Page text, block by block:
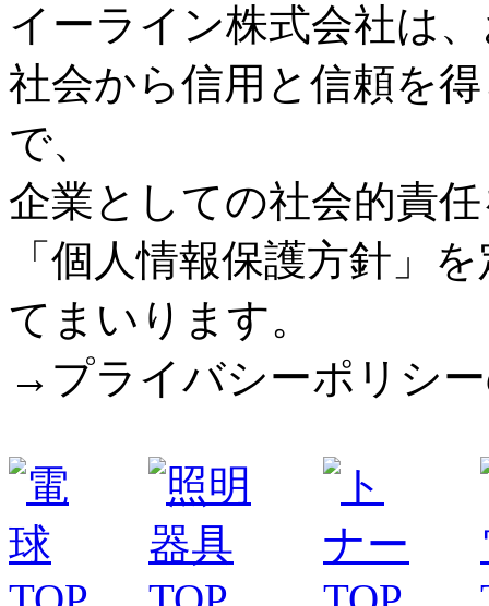
イーライン株式会社は
社会から信用と信頼を
で、
企業としての社会的責
「個人情報保護方針」
てまいります。
→プライバシーポリシ